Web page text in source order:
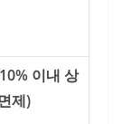
이내 상
제)